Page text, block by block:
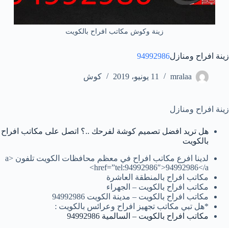
زينة وكوش مكاتب افراح بالكويت
زينة افراح ومنازل94992986
mralaa 11 يونيو، 2019 كوش
زينة افراح ومنازل
هل تريد افضل تصميم كوشة لفرحك ..؟ اتصل على مكاتب افراح
بالكويت
لدينا افرع مكاتب افراح في معظم محافظات الكويت تلفون <a
href=”tel:94992986″>94992986</a>
مكاتب افراح بالمنطقة العاشرة
مكاتب افراح بالكويت – الجهراء
مكاتب افراح بالكويت – مدينة الكويت 94992986
*هل تبي مكاتب تجهيز افراح وعرائس بالكويت :
مكاتب افراح بالكويت – السالمية 94992986